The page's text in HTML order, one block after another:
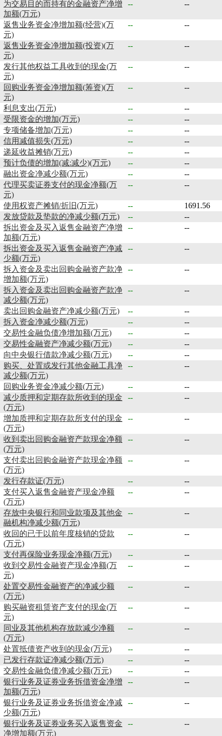
为交易目的而持有的金融资产净增
加额(万元)
-- --
返售业务资金净增加额(经营)(万
元)
-- --
返售业务资金净增加额(投资)(万
元)
-- --
发行其他权益工具收到的现金(万
元)
-- --
回购业务资金净增加额(筹资)(万
元)
-- --
利息支出(万元) --
--
受限资金的增加(万元)
--
--
专项储备增加(万元)
--
--
信用减值损失(万元)
--
--
递延收益摊销(万元)
--
--
预计负债的增加(减:减少)(万元)
--
--
融出资金净减少额(万元)
--
--
代理买卖证券支付的现金净额(万
元)
-- --
使用权资产摊销/折旧(万元) --
1691.56
发放贷款及垫款的净减少额(万元)
--
--
拆出资金及买入返售金融资产净增
加额(万元)
-- --
拆出资金及买入返售金融资产净减
少额(万元)
-- --
拆入资金及卖出回购金融资产款净
增加额(万元)
-- --
拆入资金及卖出回购金融资产款净
减少额(万元)
-- --
卖出回购金融资产净减少额(万元) --
--
拆入资金净减少额(万元)
--
--
交易性金融负债净增加额(万元)
--
--
交易性金融资产净减少额(万元)
--
--
向中央银行借款净减少额(万元)
--
--
购买、处置或发行其他金融工具净
减少额(万元)
-- --
回购业务资金净减少额(万元) --
--
减少质押和定期存款所收到的现金
(万元)
-- --
增加质押和定期存款所支付的现金
(万元)
-- --
收到卖出回购金融资产款现金净额
(万元)
-- --
支付卖出回购金融资产款现金净额
(万元)
-- --
发行存款证(万元) --
--
支付买入返售金融资产现金净额
(万元)
-- --
存放中央银行和同业款项及其他金
融机构净减少额(万元)
-- --
收回的已于以前年度核销的贷款
(万元)
-- --
支付再保险业务现金净额(万元) --
--
收到交易性金融资产现金净额(万
元)
-- --
处置交易性金融资产的净减少额
(万元)
-- --
购买融资租赁资产支付的现金(万
元)
-- --
同业及其他机构存放款减少净额
(万元)
-- --
处置抵债资产收到的现金(万元) --
--
已发行存款证净减少额(万元)
--
--
交易性金融负债净减少额(万元)
--
--
银行业务及证券业务拆借资金净增
加额(万元)
-- --
银行业务及证券业务拆借资金净减
少额(万元)
-- --
银行业务及证券业务买入返售资金
净增加额(万元)
-- --